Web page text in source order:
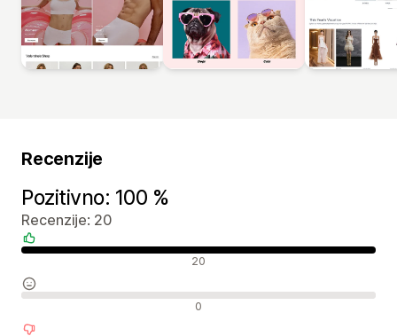
Recenzije
Pozitivno: 100 %
Recenzije: 20
Pozitivne recenzije 20
Neutralne recenzije 0